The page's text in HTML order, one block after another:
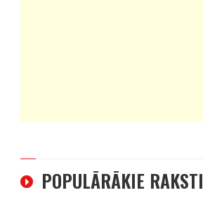
POPULĀRĀKIE RAKSTI